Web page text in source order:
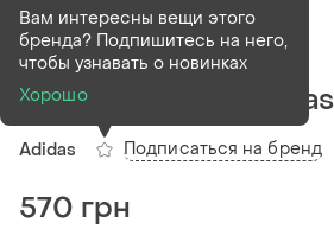
В наличии 1 шт
Фірмові шорти adidas
Adidas
Вам интересны вещи этого
бренда? Подпишитесь на него,
чтобы узнавать о новинках
Хорошо
Подписаться на бренд
570 грн